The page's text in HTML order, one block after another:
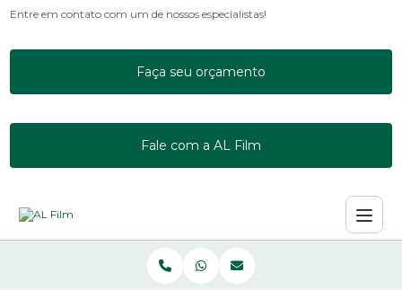
Entre em contato com um de nossos especialistas!
Faça seu orçamento
Fale com a AL Film